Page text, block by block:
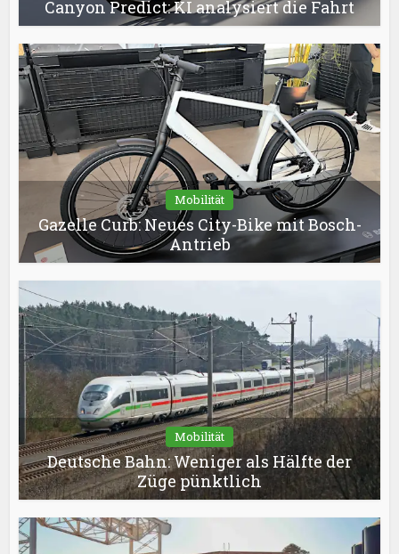
Canyon Predict: KI analysiert die Fahrt
Mobilität
Gazelle Curb: Neues City-Bike mit Bosch-
Antrieb
Mobilität
Deutsche Bahn: Weniger als Hälfte der
Züge pünktlich